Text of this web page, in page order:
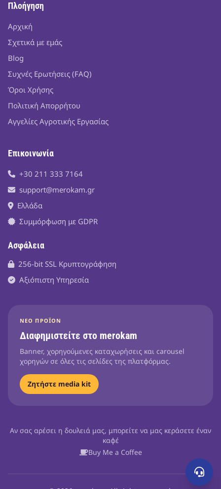
Πλοήγηση
Αρχική
Σχετικά με εμάς
Blog
Συχνές Ερωτήσεις (FAQ)
Όροι Χρήσης
Πολιτική Απορρήτου
Αγγελίες Αγροτικής Εργασίας
Επικοινωνία
+30 211 333 7164
support@merokam.gr
Ελλάδα
Συμμόρφωση με GDPR
Ασφάλεια
256-bit SSL Κρυπτογράφηση
Αξιόπιστη Υπηρεσία
ΝΈΟ ΠΡΟΪΌΝ
Διαφημιστείτε στο merokam
Banner, χορηγούμενες καταχωρήσεις και carousel
χορηγών σε όλες τις σελίδες της πλατφόρμας.
Ζητήστε media kit
Αν σας αρέσει η δουλειά μας, μπορείτε να μας κεράσετε έναν
καφέ
Buy Me a Coffee